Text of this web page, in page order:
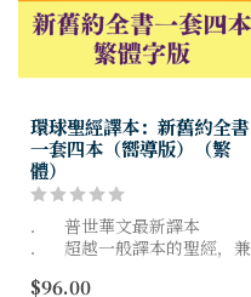
環球聖經譯本：新舊約全書
一套四本（嚮導版）（繁
體）
． 普世華文最新譯本
． 超越一般譯本的聖經，兼
． 以現代漢語清楚表達聖經
$96.00